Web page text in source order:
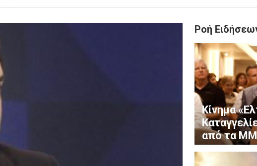
Πώς ένα απροβάριστο τραγούδι της Κατερίνας Λιόλιου έγινε viral
204,6 εκατομμυρίων Ευρώ για την Ολική Ανάπλαση της ΔΕΘ στη
Μητσοτάκη για την πλατφόρμα myARGO, σύμφωνα με το
Ροή
Κίνημα
από τα